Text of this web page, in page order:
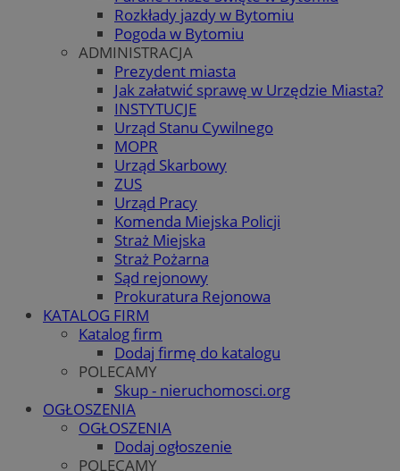
Rozkłady jazdy w Bytomiu
Pogoda w Bytomiu
ADMINISTRACJA
Prezydent miasta
Jak załatwić sprawę w Urzędzie Miasta?
INSTYTUCJE
Urząd Stanu Cywilnego
MOPR
Urząd Skarbowy
ZUS
Urząd Pracy
Komenda Miejska Policji
Straż Miejska
Straż Pożarna
Sąd rejonowy
Prokuratura Rejonowa
KATALOG FIRM
Katalog firm
Dodaj firmę do katalogu
POLECAMY
Skup - nieruchomosci.org
OGŁOSZENIA
OGŁOSZENIA
Dodaj ogłoszenie
POLECAMY